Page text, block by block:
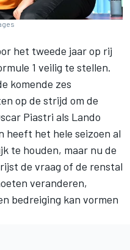
het tweede jaar op rij
1 veilig te stellen.
komende zes
op de strijd om de
Piastri als Lando
heeft het hele seizoen al
te houden, maar nu de
de vraag of de renstal
veranderen,
bedreiging kan vormen